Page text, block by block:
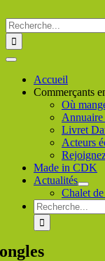
au
contenu
Rechercher
:
Toggle
NavigationAccueil
Commerçants
Où
Annuaire
Livret
Acteurs
Made in CDK
Actualités
Chalet
Rechercher
:
ongles